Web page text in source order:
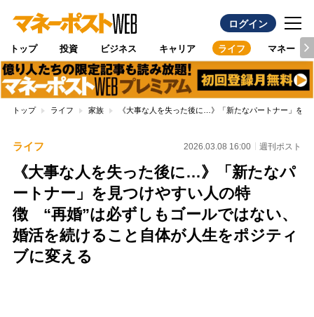
ログイン
トップ 投資 ビジネス キャリア ライフ マネー
トップ ライフ 家族 《大事な人を失った後に…》「新たなパートナー」を
ライフ 2026.03.08 16:00 週刊ポスト
《大事な人を失った後に…》「新たなパ
ートナー」を見つけやすい人の特
徴 “再婚”は必ずしもゴールではない、
婚活を続けること自体が人生をポジティ
ブに変える